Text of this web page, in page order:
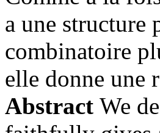
a une structure
combinatoire
elle donne une
Abstract We